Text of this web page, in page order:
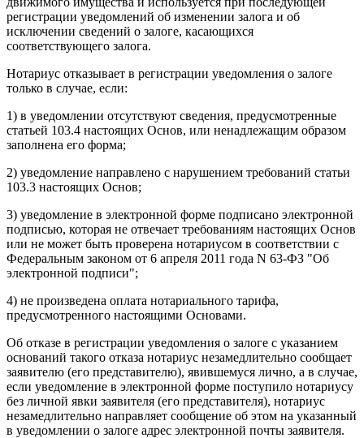
регистрации уведомлений об изменении залога и об
исключении сведений о залоге, касающихся
соответствующего залога.
Нотариус отказывает в регистрации уведомления о залоге
только в случае, если:
1) в уведомлении отсутствуют сведения, предусмотренные
статьей 103.4 настоящих Основ, или ненадлежащим образом
заполнена его форма;
2) уведомление направлено с нарушением требований статьи
103.3 настоящих Основ;
3) уведомление в электронной форме подписано электронной
подписью, которая не отвечает требованиям настоящих Основ
или не может быть проверена нотариусом в соответствии с
Федеральным законом от 6 апреля 2011 года N 63-ФЗ "Об
электронной подписи";
4) не произведена оплата нотариального тарифа,
предусмотренного настоящими Основами.
Об отказе в регистрации уведомления о залоге с указанием
оснований такого отказа нотариус незамедлительно сообщает
заявителю (его представителю), явившемуся лично, а в случае,
если уведомление в электронной форме поступило нотариусу
без личной явки заявителя (его представителя), нотариус
незамедлительно направляет сообщение об этом на указанный
в уведомлении о залоге адрес электронной почты заявителя.